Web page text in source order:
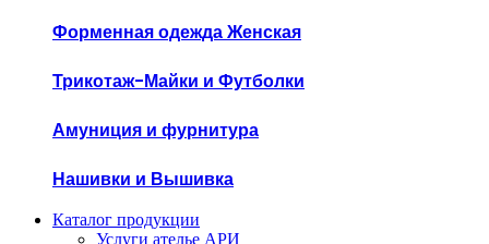
Форменная одежда Женская
Трикотаж-Майки и Футболки
Амуниция и фурнитура
Нашивки и Вышивка
Каталог продукции
Услуги ателье АРИ